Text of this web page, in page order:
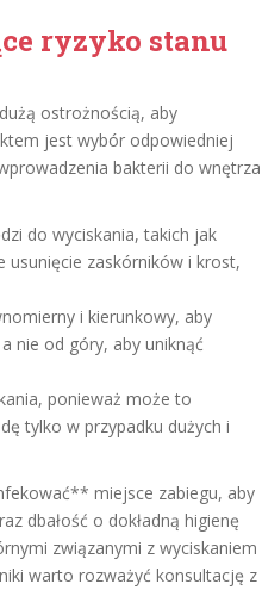
ryzyko stanu
ostrożnością, aby
jest wybór odpowiedniej
bakterii do wnętrza
do wyciskania, takich jak
usunięcie zaskórników i krost,
i kierunkowy, aby
nie od góry, aby uniknąć
ponieważ może to
tylko w przypadku dużych i
miejsce zabiegu, aby
dbałość o dokładną higienę
związanymi z wyciskaniem
warto rozważyć konsultację z